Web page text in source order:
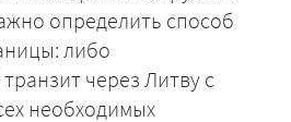
определить способ
либо
через Литву с
необходимых